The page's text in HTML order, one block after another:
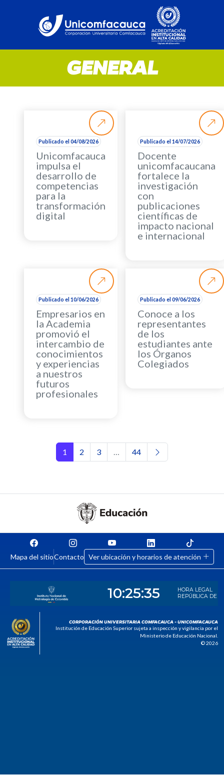
GENERAL
Publicado el 04/08/2026
Unicomfacauca
impulsa el
desarrollo de
competencias
para la
transformación
digital
Publicado el 14/07/2026
Docente
unicomfacaucana
fortalece la
investigación
con
publicaciones
científicas de
impacto nacional
e internacional
Publicado el 10/06/2026
Empresarios en
la Academia
promovió el
intercambio de
conocimientos
y experiencias
a nuestros
futuros
profesionales
Publicado el 09/06/2026
Conoce a los
representantes
de los
estudiantes ante
los Órganos
Colegiados
Navegación de entradas
1 2 3 44
Mapa del sitioContacto Ver ubicación y horarios de atención
CORPORACIÓN UNIVERSITARIA COMFACAUCA - UNICOMFACAUCA
Institución de Educación Superior sujeta a inspección y vigilancia por el
Ministerio de Educación Nacional.
© 2026